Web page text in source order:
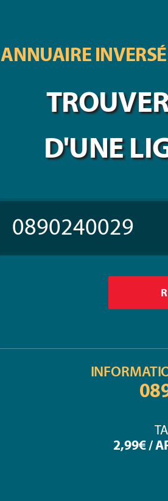
ANNUAIRE
D'UNE
2,99€ /